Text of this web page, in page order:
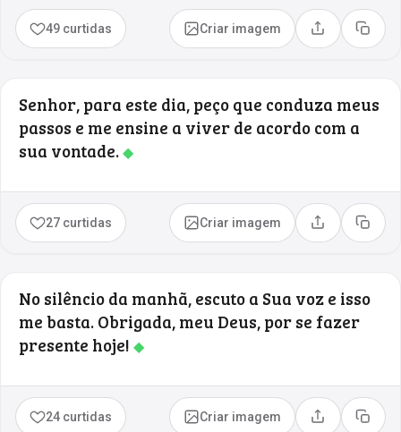
49 curtidas Criar imagem Compartilhar
Copiar
Senhor, para este dia, peço que conduza meus
passos e me ensine a viver de acordo com a
sua vontade.◆
27 curtidas Criar imagem Compartilhar
Copiar
No silêncio da manhã, escuto a Sua voz e isso
me basta. Obrigada, meu Deus, por se fazer
presente hoje! ◆
24 curtidas Criar imagem Compartilhar
Copiar